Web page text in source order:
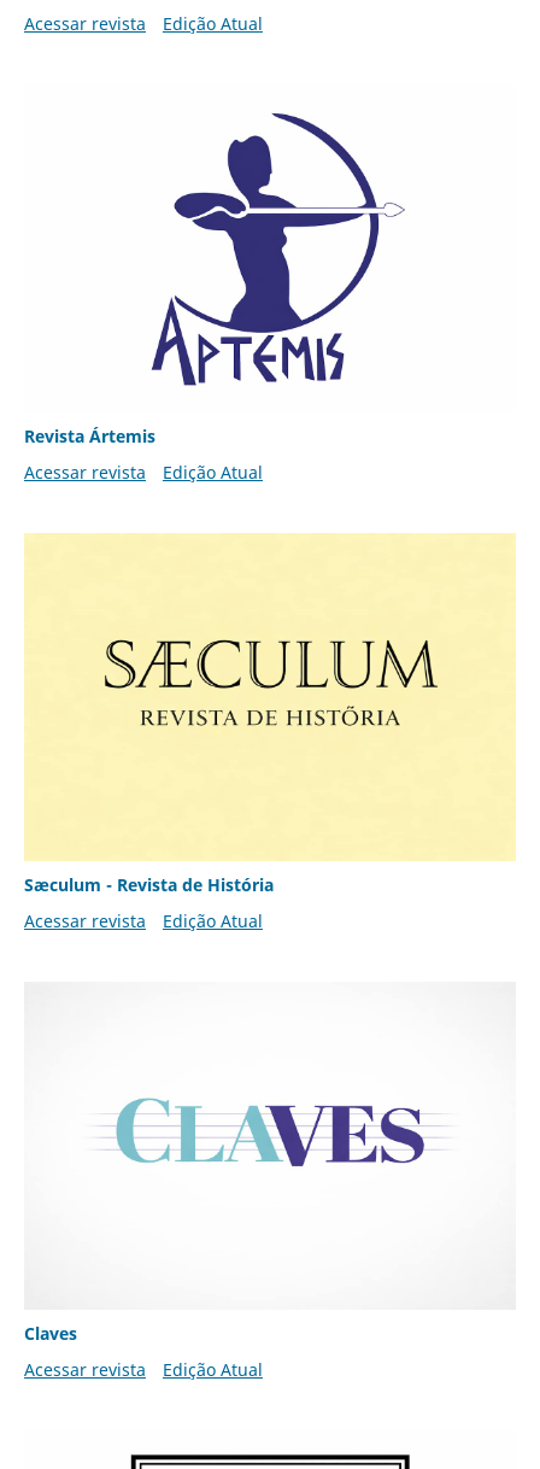
Acessar revista
Edição Atual
Revista Ártemis
Acessar revista
Edição Atual
Sæculum - Revista de História
Acessar revista
Edição Atual
Claves
Acessar revista
Edição Atual